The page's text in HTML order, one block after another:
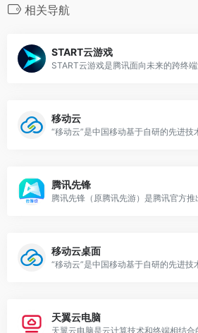
相关导航
START云游戏
移动云
腾讯先锋
移动云桌面
天翼云电脑